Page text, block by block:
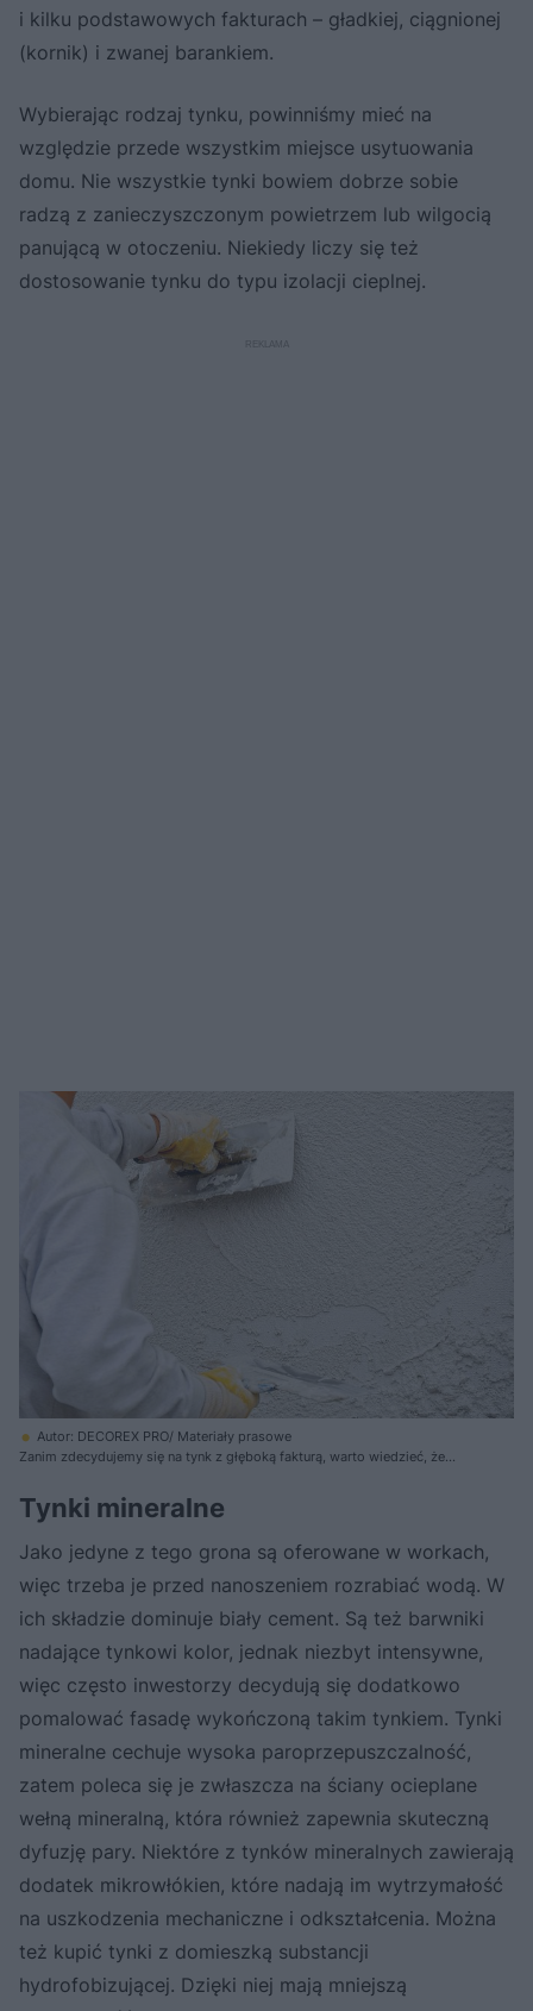
i kilku podstawowych fakturach – gładkiej, ciągnionej
(kornik) i zwanej barankiem.
Wybierając rodzaj tynku, powinniśmy mieć na
względzie przede wszystkim miejsce usytuowania
domu. Nie wszystkie tynki bowiem dobrze sobie
radzą z zanieczyszczonym powietrzem lub wilgocią
panującą w otoczeniu. Niekiedy liczy się też
dostosowanie tynku do typu izolacji cieplnej.
Autor: DECOREX PRO/ Materiały prasowe
Zanim zdecydujemy się na tynk z głęboką fakturą, warto wiedzieć, że
zagłę- bieniach będzie się też zbierał brud
Tynki mineralne
Jako jedyne z tego grona są oferowane w workach,
więc trzeba je przed nanoszeniem rozrabiać wodą. W
ich składzie dominuje biały cement. Są też barwniki
nadające tynkowi kolor, jednak niezbyt intensywne,
więc często inwestorzy decydują się dodatkowo
pomalować fasadę wykończoną takim tynkiem. Tynki
mineralne cechuje wysoka paroprzepuszczalność,
zatem poleca się je zwłaszcza na ściany ocieplane
wełną mineralną, która również zapewnia skuteczną
dyfuzję pary. Niektóre z tynków mineralnych zawierają
dodatek mikrowłókien, które nadają im wytrzymałość
na uszkodzenia mechaniczne i odkształcenia. Można
też kupić tynki z domieszką substancji
hydrofobizującej. Dzięki niej mają mniejszą